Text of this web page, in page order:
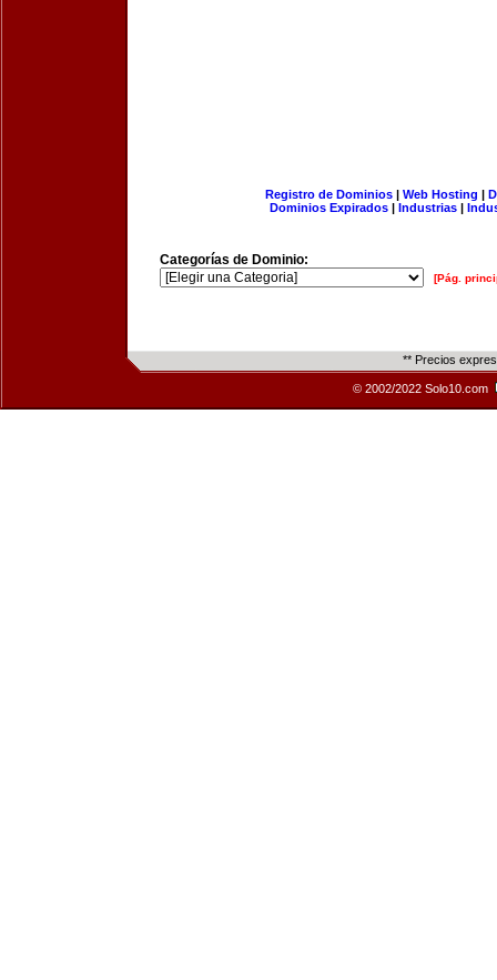
Registro de Dominios| Web Hosting |
Dominios Expirados | Industrias |
Categorías de Dominio:
[Pág.
** Precios
© 2002/2022 Solo10.com